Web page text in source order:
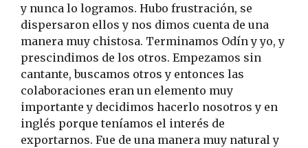
y nunca lo logramos. Hubo frustración, se
dispersaron ellos y nos dimos cuenta de una
manera muy chistosa. Terminamos Odín y yo, y
prescindimos de los otros. Empezamos sin
cantante, buscamos otros y entonces las
colaboraciones eran un elemento muy
importante y decidimos hacerlo nosotros y en
inglés porque teníamos el interés de
exportarnos. Fue de una manera muy natural y